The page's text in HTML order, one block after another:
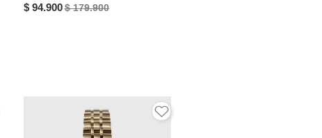
$ 94.900$ 179.900